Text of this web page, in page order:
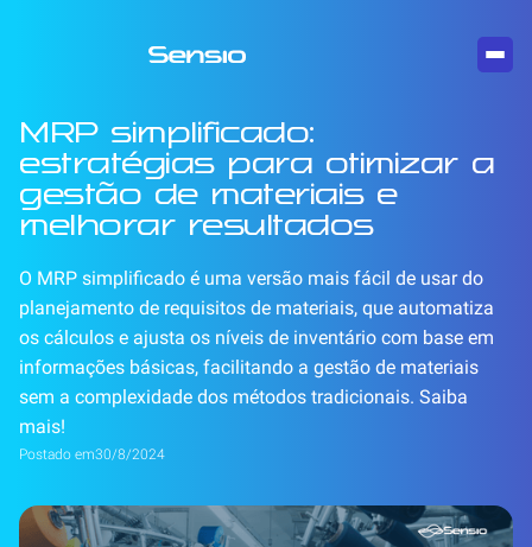
MRP simplificado:
estratégias para otimizar a
gestão de materiais e
melhorar resultados
O MRP simplificado é uma versão mais fácil de usar do
planejamento de requisitos de materiais, que automatiza
os cálculos e ajusta os níveis de inventário com base em
informações básicas, facilitando a gestão de materiais
sem a complexidade dos métodos tradicionais. Saiba
mais!
Postado em30/8/2024